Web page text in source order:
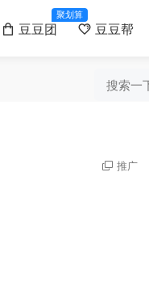
豆豆团
聚划算
豆豆帮
推广